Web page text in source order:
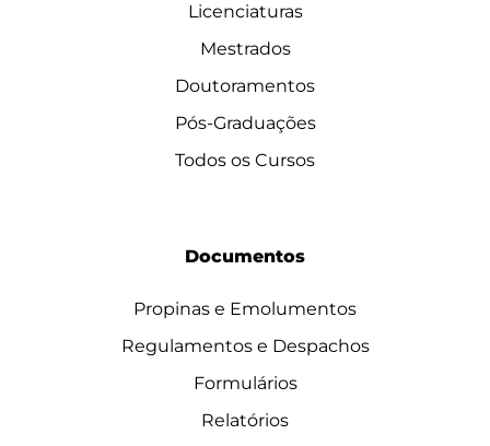
Licenciaturas
Mestrados
Doutoramentos
Pós-Graduações
Todos os Cursos
Documentos
Propinas e Emolumentos
Regulamentos e Despachos
Formulários
Relatórios